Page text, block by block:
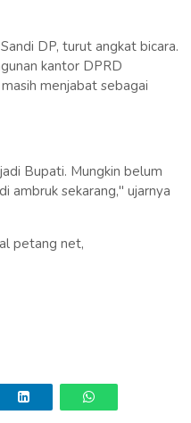
DP, turut angkat bicara.
kantor DPRD
menjabat sebagai
Bupati. Mungkin belum
ambruk sekarang," ujarnya
petang net,